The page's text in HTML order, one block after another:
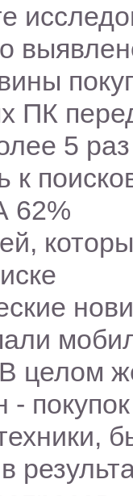
ПК
5 раз
к
62%
целом
- покупок